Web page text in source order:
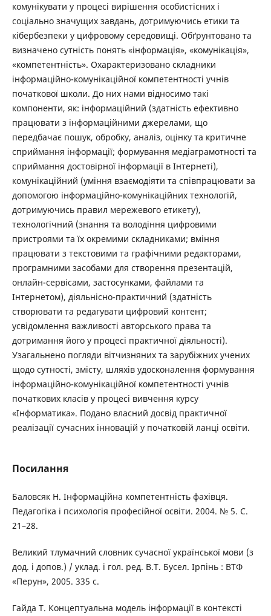
комунікувати у процесі вирішення особистісних і
соціально значущих завдань, дотримуючись етики та
кібербезпеки у цифровому середовищі. Обґрунтовано та
визначено сутність понять «інформація», «комунікація»,
«компетентність». Охарактеризовано складники
інформаційно-комунікаційної компетентності учнів
початкової школи. До них нами відносимо такі
компоненти, як: інформаційний (здатність ефективно
працювати з інформаційними джерелами, що
передбачає пошук, обробку, аналіз, оцінку та критичне
сприймання інформації; формування медіаграмотності та
сприймання достовірної інформації в Інтернеті),
комунікаційний (уміння взаємодіяти та співпрацювати за
допомогою інформаційно-комунікаційних технологій,
дотримуючись правил мережевого етикету),
технологічний (знання та володіння цифровими
пристроями та їх окремими складниками; вміння
працювати з текстовими та графічними редакторами,
програмними засобами для створення презентацій,
онлайн-сервісами, застосунками, файлами та
Інтернетом), діяльнісно-практичний (здатність
створювати та редагувати цифровий контент;
усвідомлення важливості авторського права та
дотримання його у процесі практичної діяльності).
Узагальнено погляди вітчизняних та зарубіжних учених
щодо сутності, змісту, шляхів удосконалення формування
інформаційно-комунікаційної компетентності учнів
початкових класів у процесі вивчення курсу
«Інформатика». Подано власний досвід практичної
реалізації сучасних інновацій у початковій ланці освіти.
Посилання
Баловсяк Н. Інформаційна компетентність фахівця.
Педагогіка і психологія професійної освіти. 2004. № 5. С.
21–28.
Великий тлумачний словник сучасної української мови (з
дод. і допов.) / уклад. і гол. ред. В.Т. Бусел. Ірпінь : ВТФ
«Перун», 2005. 335 с.
Гайда Т. Концептуальна модель інформації в контексті